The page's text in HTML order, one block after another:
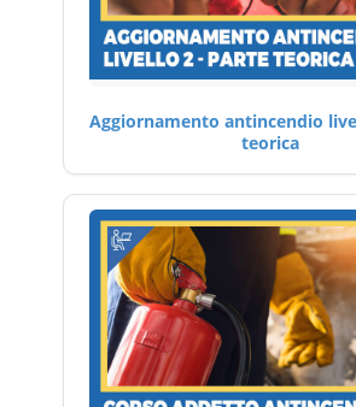
Aggiornamento antincendio
teorica